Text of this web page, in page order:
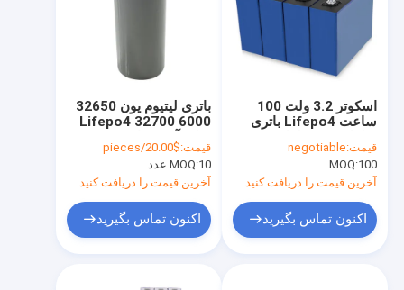
باتری لیتیوم یون 32650
Lifepo4 32700 6000
ولت OEM
قیمت:$20.00/pieces
MOQ:10 عدد
آخرین قیمت را دریافت کنید
اکنون تماس بگیرید
اسکوتر 3.2 ولت 100
ساعت Lifepo4 باتری
Lifepo4 100ah
قیمت:negotiable
MOQ:100
آخرین قیمت را دریافت کنید
اکنون تماس بگیرید